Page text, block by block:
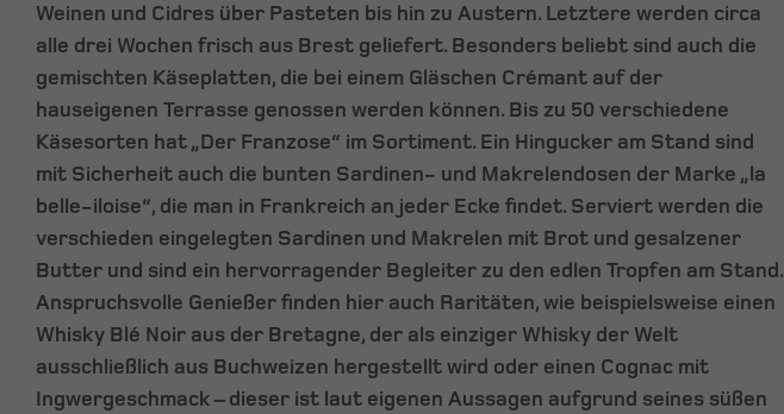
Weinen und Cidres über Pasteten bis hin zu Austern. Letztere werden circa
alle drei Wochen frisch aus Brest geliefert. Besonders beliebt sind auch die
gemischten Käseplatten, die bei einem Gläschen Crémant auf der
hauseigenen Terrasse genossen werden können. Bis zu 50 verschiedene
Käsesorten hat „Der Franzose“ im Sortiment. Ein Hingucker am Stand sind
mit Sicherheit auch die bunten Sardinen- und Makrelendosen der Marke „la
belle-iloise“, die man in Frankreich an jeder Ecke findet. Serviert werden die
verschieden eingelegten Sardinen und Makrelen mit Brot und gesalzener
Butter und sind ein hervorragender Begleiter zu den edlen Tropfen am Stand.
Anspruchsvolle Genießer finden hier auch Raritäten, wie beispielsweise einen
Whisky Blé Noir aus der Bretagne, der als einziger Whisky der Welt
ausschließlich aus Buchweizen hergestellt wird oder einen Cognac mit
Ingwergeschmack – dieser ist laut eigenen Aussagen aufgrund seines süßen